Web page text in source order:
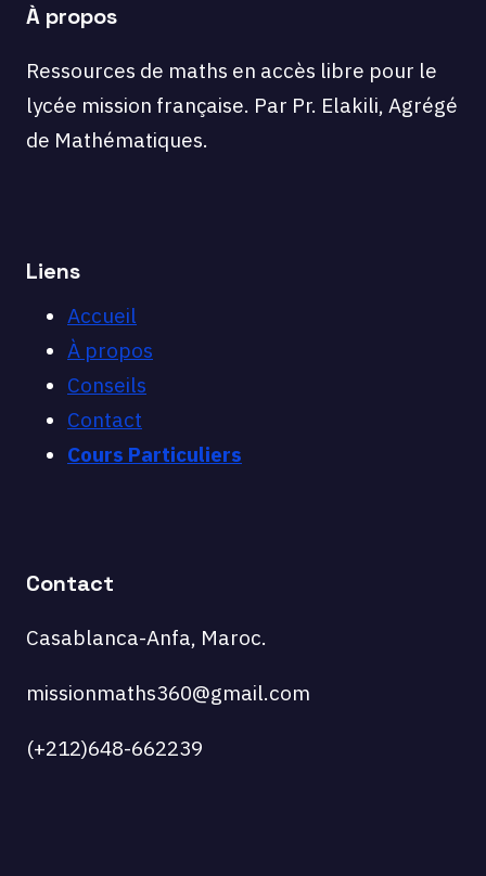
À propos
Ressources de maths en accès libre pour le
lycée mission française. Par Pr. Elakili, Agrégé
de Mathématiques.
Liens
Accueil
À propos
Conseils
Contact
Cours Particuliers
Contact
Casablanca-Anfa, Maroc.
missionmaths360@gmail.com
(+212)648-662239